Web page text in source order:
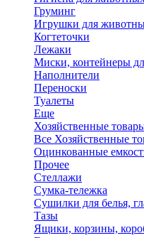
Груминг
Игрушки для
Когтеточки
Лежаки
Миски, контейнеры
Наполнители
Переноски
Туалеты
Еще
Хозяйственные
Все Хозяйственные
Оцинкованные
Прочее
Стеллажи
Сумка-тележка
Сушилки для белья,
Тазы
Ящики, корзины,